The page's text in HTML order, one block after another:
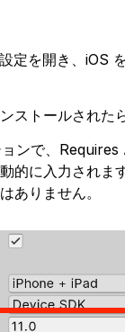
定を開き、
ストールされた
ンで、
に入力されま
ありません。